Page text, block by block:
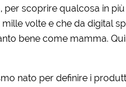
, per scoprire qualcosa in
volte e che da digital
bene come mamma.
nato per definire i